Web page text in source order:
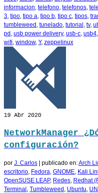
informacion, telefono, telefonos,
3, tipo, tipo a, tipo b, tipo c, tipos,
tumbleweed , tunelado, tutorial , tv,
pd , usb power delivery, usb-c, usb4,
wifi, window, Y, zeppelinux
19 Abr 2020
NetworkManager
configuración?
por J. Carlos publicado en:Arch
escritorio, Fedora, GNOME, Kali
OpenSUSE LEAP, Redes, Redhat
Terminal , Tumbleweed , Ubuntu,